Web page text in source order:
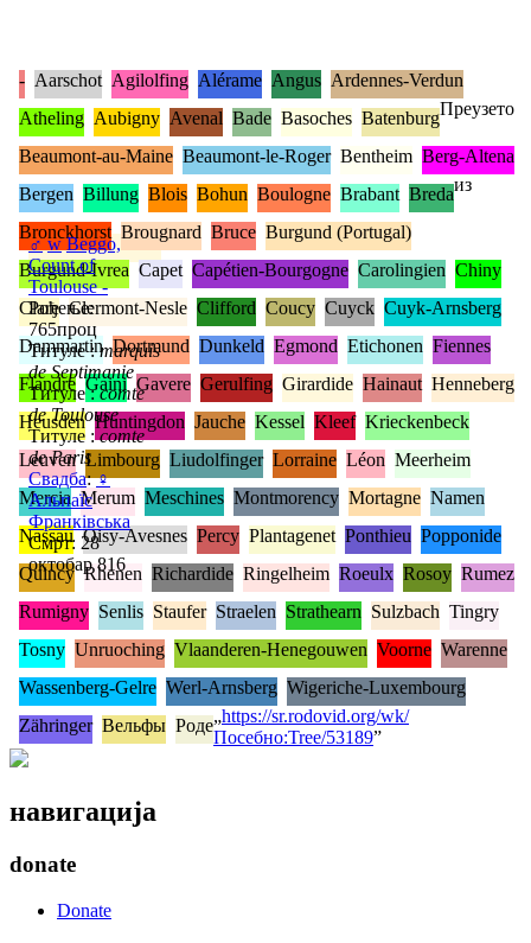
♂ w Beggo,
Count of
Toulouse -
Рођење:
765проц
Титуле :marquis
de Septimanie
Титуле :comte
de Toulouse
Титуле :comte
de Paris
Свадба:♀
Альпаїс
Франківська
Смрт: 28
октобар 816
- Aarschot Agilolfing Alérame Angus Ardennes-Verdun
Atheling Aubigny Avenal Bade Basoches Batenburg
Beaumont-au-Maine Beaumont-le-Roger Bentheim Berg-Altena
Bergen Billung Blois Bohun Boulogne Brabant Breda
Bronckhorst Brougnard Bruce Burgund (Portugal)
Burgund-Ivrea Capet Capétien-Bourgogne Carolingien Chiny
Clare Clermont-Nesle Clifford Coucy Cuyck Cuyk-Arnsberg
Dammartin Dortmund Dunkeld Egmond Etichonen Fiennes
Flandre Gaini Gavere Gerulfing Girardide Hainaut Henneberg
Heusden Huntingdon Jauche Kessel Kleef Krieckenbeck
Leuven Limbourg Liudolfinger Lorraine Léon Meerheim
Mercia Merum Meschines Montmorency Mortagne Namen
Nassau Oisy-Avesnes Percy Plantagenet Ponthieu Popponide
Quincy Rhenen Richardide Ringelheim Roeulx Rosoy Rumez
Rumigny Senlis Staufer Straelen Strathearn Sulzbach Tingry
Tosny Unruoching Vlaanderen-Henegouwen Voorne Warenne
Wassenberg-Gelre Werl-Arnsberg Wigeriche-Luxembourg
Zähringer Вельфы Роде
Преузето
из
„https://sr.rodovid.org/wk/
Посебно:Tree/53189”
навигација
donate
Donate